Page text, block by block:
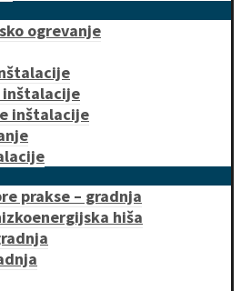
ogrevanje
inštalacije
inštalacije
prakse – gradnja
hiša